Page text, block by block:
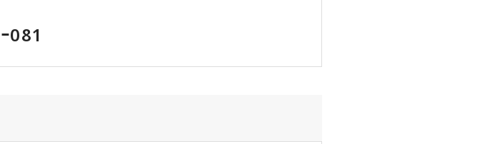
081